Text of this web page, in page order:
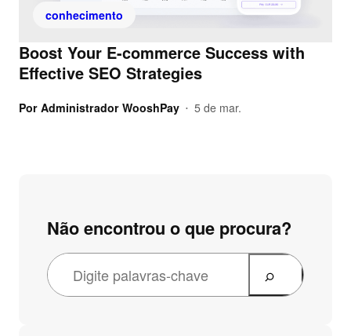
conhecimento
Boost Your E-commerce Success with
Effective SEO Strategies
Por Administrador WooshPay • 5 de mar.
Não encontrou o que procura?